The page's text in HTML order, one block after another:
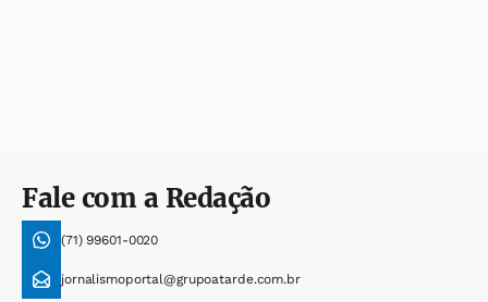
Fale com a Redação
(71) 99601-0020
jornalismoportal@grupoatarde.com.br